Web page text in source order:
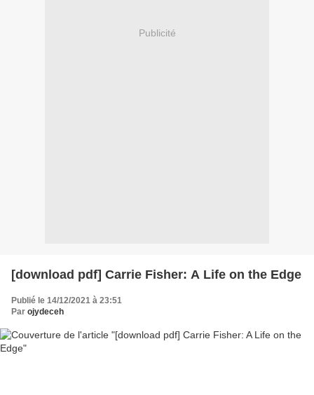
Publicité
[download pdf] Carrie Fisher: A Life on the Edge
Publié le 14/12/2021 à 23:51
Par ojydeceh